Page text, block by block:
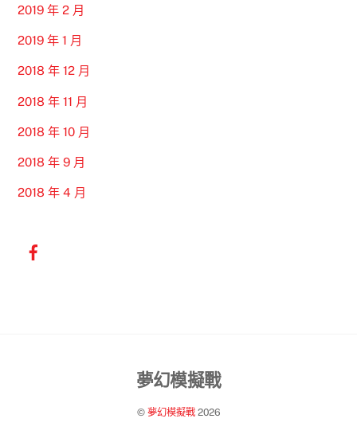
2019 年 2 月
2019 年 1 月
2018 年 12 月
2018 年 11 月
2018 年 10 月
2018 年 9 月
2018 年 4 月
Back
Top
夢幻模擬戰
© 夢幻模擬戰2026